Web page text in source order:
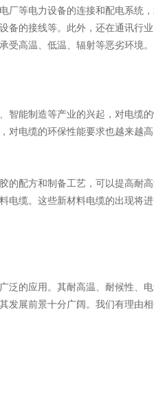
等电力设备的连接和配电系统
备的接线等。此外，还在通讯行
受高温、低温、辐射等恶劣环境。
能制造等产业的兴起，对电缆
对电缆的环保性能要求也越来越
配方和制备工艺，可以提高耐高
电缆。这些新材料电缆的出现将
的应用。其耐高温、耐候性、
发展前景十分广阔。我们有理由